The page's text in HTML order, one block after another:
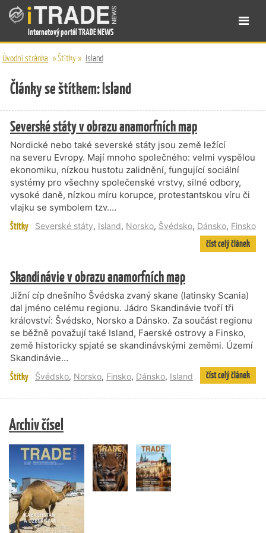
Internetový portál TRADE NEWS
Úvodní stránka »Štítky» Island
Články se štítkem: Island
Severské státy v obrazu anamorfních map
Nordické nebo také severské státy jsou země ležící
na severu Evropy. Mají mnoho společného: velmi vyspělou
ekonomiku, nízkou hustotu zalidnění, fungující sociální
systémy pro všechny společenské vrstvy, silné odbory,
vysoké daně, nízkou míru korupce, protestantskou víru či
vlajku se symbolem tzv.…
Štítky Severské státy, Island, Norsko, Švédsko, Dánsko, Finsko
číst celý článek
Skandinávie v obrazu anamorfních map
Jižní cíp dnešního Švédska zvaný skane (latinsky Scania)
dal jméno celému regionu. Jádro Skandinávie tvoří tři
království: Švédsko, Norsko a Dánsko. Za součást regionu
se běžně považují také Island, Faerské ostrovy a Finsko,
země historicky spjaté se skandinávskými zeměmi. Území
Skandinávie…
Štítky Švédsko, Norsko, Finsko, Dánsko, Island číst celý článek
Archiv čísel